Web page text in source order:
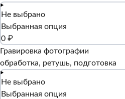
Не выбрано
Выбранная опция
0 ₽
Гравировка фотографии
обработка, ретушь, подготовка
Не выбрано
Выбранная опция